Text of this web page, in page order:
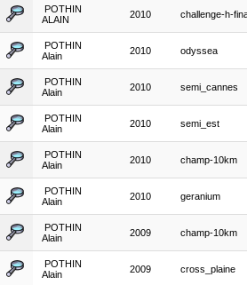
POTHIN
ALAIN
2010 challenge-h-
POTHIN
Alain
2010 odyssea
POTHIN
Alain
2010 semi_cannes
POTHIN
Alain
2010 semi_est
POTHIN
Alain
2010 champ-10km
POTHIN
Alain
2010 geranium
POTHIN
Alain
2009 champ-10km
POTHIN
Alain
2009 cross_plaine